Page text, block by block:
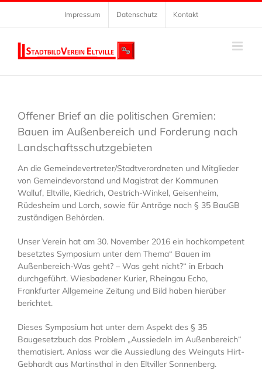
Zum
springen
Impressum Datenschutz Kontakt
Offener Brief an die politischen Gremien:
Bauen im Außenbereich und Forderung nach
Landschaftsschutzgebieten
An die Gemeindevertreter/Stadtverordneten und Mitglieder
von Gemeindevorstand und Magistrat der Kommunen
Walluf, Eltville, Kiedrich, Oestrich-Winkel, Geisenheim,
Rüdesheim und Lorch, sowie für Anträge nach § 35 BauGB
zuständigen Behörden.
Unser Verein hat am 30. November 2016 ein hochkompetent
besetztes Symposium unter dem Thema“ Bauen im
Außenbereich-Was geht? – Was geht nicht?“ in Erbach
durchgeführt. Wiesbadener Kurier, Rheingau Echo,
Frankfurter Allgemeine Zeitung und Bild haben hierüber
berichtet.
Dieses Symposium hat unter dem Aspekt des § 35
Baugesetzbuch das Problem „Aussiedeln im Außenbereich“
thematisiert. Anlass war die Aussiedlung des Weinguts Hirt-
Gebhardt aus Martinsthal in den Eltviller Sonnenberg.